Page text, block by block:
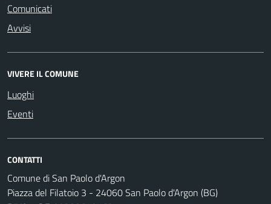
Comunicati
Avvisi
VIVERE IL COMUNE
Luoghi
Eventi
CONTATTI
Comune di San Paolo d'Argon
Piazza del Filatoio 3 - 24060 San Paolo d'Argon (BG)